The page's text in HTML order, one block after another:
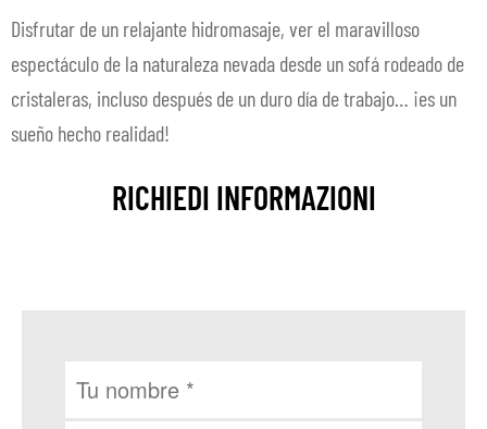
Disfrutar de un relajante hidromasaje, ver el maravilloso
espectáculo de la naturaleza nevada desde un sofá rodeado de
cristaleras, incluso después de un duro día de trabajo… ¡es un
sueño hecho realidad!
RICHIEDI INFORMAZIONI